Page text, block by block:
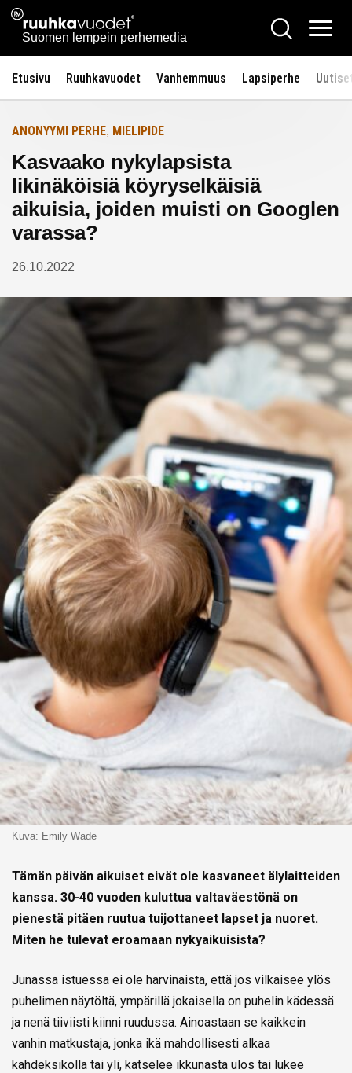
Siirry
sisältöön
Ruuhkavuodet.fi
Suomen lempein perhemedia
Hae
Etusivu Ruuhkavuodet Vanhemmuus Lapsiperhe
Etusivulle
ANONYYMI PERHE, MIELIPIDE
Kasvaako nykylapsista
likinäköisiä köyryselkäisiä
aikuisia, joiden muisti on Googlen
varassa?
26.10.2022
Kuva: Emily Wade
Tämän päivän aikuiset eivät ole kasvaneet älylaitteiden
kanssa. 30-40 vuoden kuluttua valtaväestönä on
pienestä pitäen ruutua tuijottaneet lapset ja nuoret.
Miten he tulevat eroamaan nykyaikuisista?
Junassa istuessa ei ole harvinaista, että jos vilkaisee ylös
puhelimen näytöltä, ympärillä jokaisella on puhelin kädessä
ja nenä tiiviisti kiinni ruudussa. Ainoastaan se kaikkein
vanhin matkustaja, jonka ikä mahdollisesti alkaa
kahdeksikolla tai yli, katselee ikkunasta ulos tai lukee